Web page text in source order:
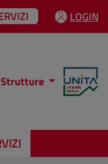
LOGIN
Strutture